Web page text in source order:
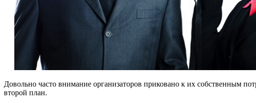
Довольно часто внимание организаторов приковано к их собственным
второй план.